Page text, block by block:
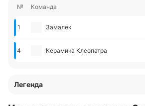
№ Команда
1 Замалек
4 Керамика Клеопатра
Легенда